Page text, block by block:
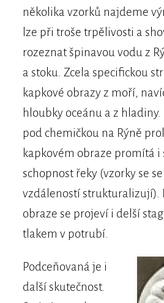
několika vzorků najdeme
lze při troše trpělivosti a
rozeznat špinavou vodu z
a stoku. Zcela specifickou
kapkové obrazy z moří,
hloubky oceánu a z
pod chemičkou na Rýně
kapkovém obraze promítá i
schopnost řeky (vzorky se
vzdáleností strukturalizují).
obraze se projeví i delší
tlakem v potrubí.
Podceňovaná je i
další skutečnost.